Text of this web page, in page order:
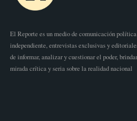
El Reporte es un medio de comunicación
independiente, entrevistas exclusivas y
de informar, analizar y cuestionar el poder,
mirada crítica y seria sobre la realidad nacional